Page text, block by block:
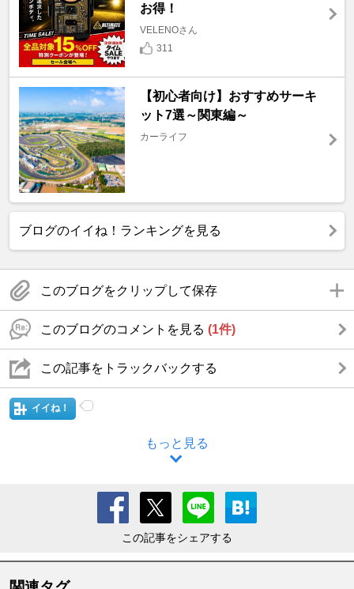
お得！
VELENOさん
311
【初心者向け】おすすめサーキ
ット7選～関東編～
カーライフ
ブログのイイね！ランキングを見る
このブログをクリップして保存
このブログのコメントを見る (1件)
この記事をトラックバックする
イイね！
もっと見る
この記事をシェアする